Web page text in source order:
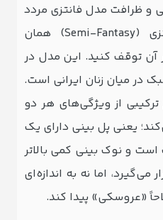
ظرافت مدل فانتزی مردد
هستید، مدل نیمه ‌فانتزی (Semi-Fantasy) همان
توقف کنید. این مدل در
در میان زنان ایرانی است.
از ویژگی‌های هر دو
یعنی پل بینی دارای یک
و نوک بینی کمی بالاتر
اما نه به اندازه‌ای
«عروسکی» پیدا کند.